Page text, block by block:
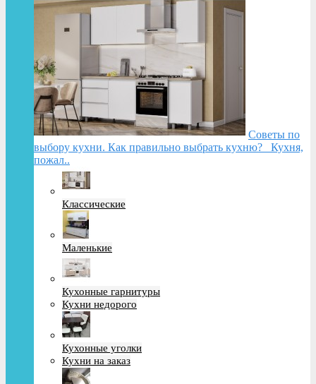
Советы по
выбору кухни. Как правильно выбрать кухню? Кухня,
пожал..
Классические
Маленькие
Кухонные гарнитуры
Кухни недорого
Кухонные уголки
Кухни на заказ